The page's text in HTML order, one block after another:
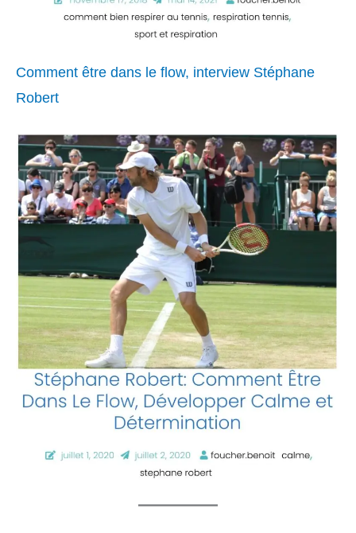
Comment être dans le flow, interview Stéphane
Robert